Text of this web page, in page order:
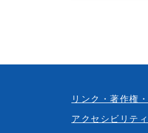
リンク・著作権
アクセシビリティ